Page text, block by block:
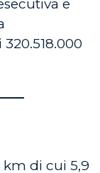
e
km di cui 5,9